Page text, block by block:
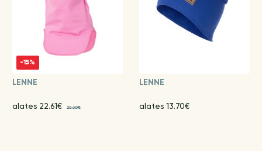
-15%
LENNE
alates 22.61€ 26.60€
LENNE
alates 13.70€